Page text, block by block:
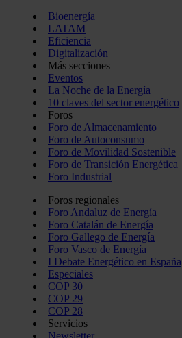
Bioenergía
LATAM
Eficiencia
Digitalización
Más secciones
Eventos
La Noche de la Energía
10 claves del sector energético
Foros
Foro de Almacenamiento
Foro de Autoconsumo
Foro de Movilidad Sostenible
Foro de Transición Energética
Foro Industrial
Foros regionales
Foro Andaluz de Energía
Foro Catalán de Energía
Foro Gallego de Energía
Foro Vasco de Energía
I Debate Energético en España
Especiales
COP 30
COP 29
COP 28
Servicios